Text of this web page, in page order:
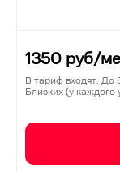
1350 руб/
В тариф входят: До
Близких (у каждого